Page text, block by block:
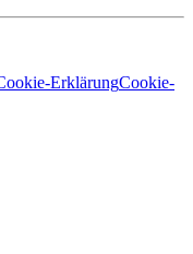
ErklärungCookie-